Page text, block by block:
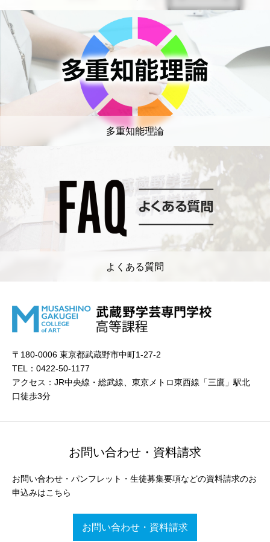
多重知能理論
よくある質問
〒180-0006 東京都武蔵野市中町1-27-2
TEL：0422-50-1177
アクセス：JR中央線・総武線、東京メトロ東西線「三鷹」駅北
口徒歩3分
お問い合わせ・資料請求
お問い合わせ・パンフレット・生徒募集要項などの資料請求のお
申込みはこちら
お問い合わせ・資料請求